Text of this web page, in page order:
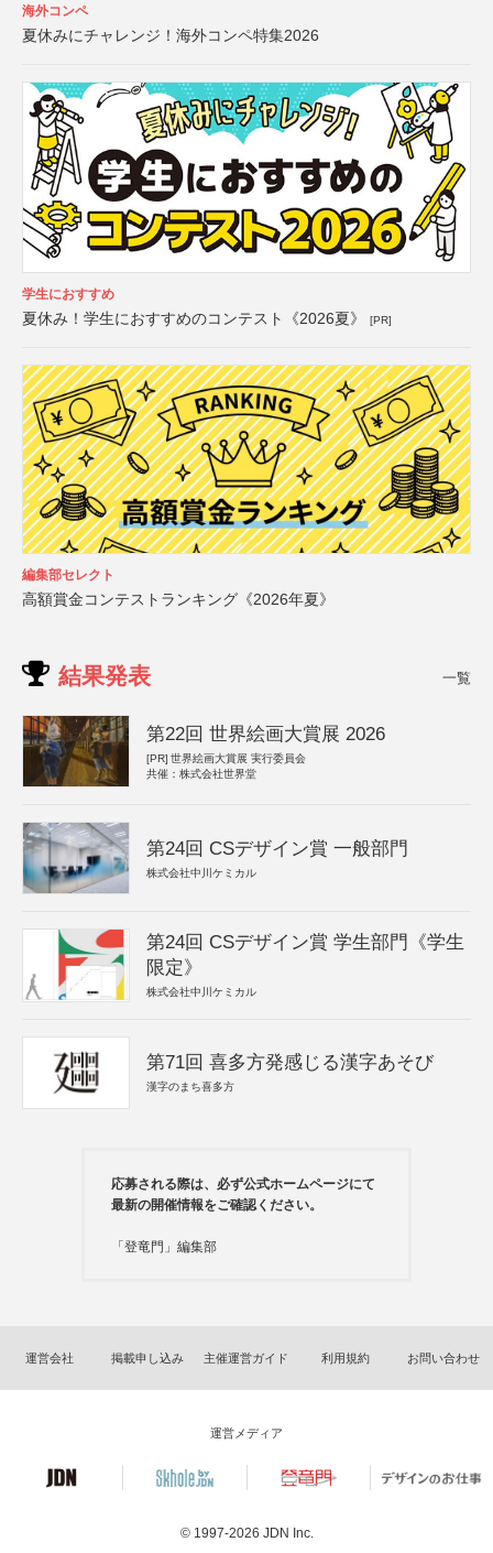
海外コンペ
夏休みにチャレンジ！海外コンペ特集2026
学生におすすめ
夏休み！学生におすすめのコンテスト《2026夏》 [PR]
編集部セレクト
高額賞金コンテストランキング《2026年夏》
結果発表 一覧
第22回 世界絵画大賞展 2026
[PR] 世界絵画大賞展 実行委員会
共催：株式会社世界堂
第24回 CSデザイン賞 一般部門
株式会社中川ケミカル
第24回 CSデザイン賞 学生部門《学生
限定》
株式会社中川ケミカル
第71回 喜多方発感じる漢字あそび
漢字のまち喜多方
応募される際は、必ず公式ホームページにて
最新の開催情報をご確認ください。
「登竜門」編集部
運営会社 掲載申し込み 主催運営ガイド 利用規約 お問い合わせ
運営メディア
© 1997-2026 JDN Inc.